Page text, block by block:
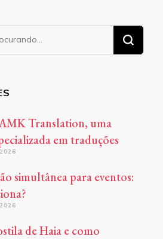
Translation, uma
em traduções
simultânea para eventos:
de Haia e como